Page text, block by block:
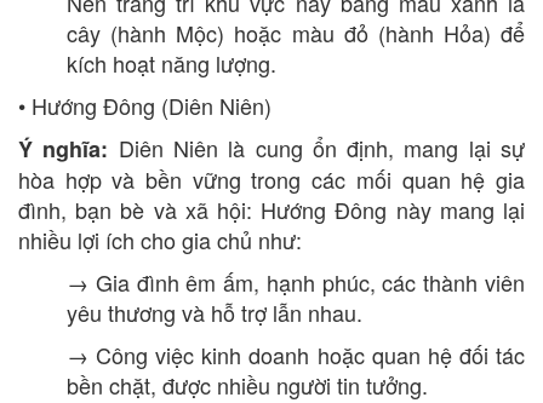
cây (hành Mộc) hoặc màu đỏ (hành Hỏa) để
kích hoạt năng lượng.
• Hướng Đông (Diên Niên)
Ý nghĩa: Diên Niên là cung ổn định, mang lại sự
hòa hợp và bền vững trong các mối quan hệ gia
đình, bạn bè và xã hội: Hướng Đông này mang lại
nhiều lợi ích cho gia chủ như:
→ Gia đình êm ấm, hạnh phúc, các thành viên
yêu thương và hỗ trợ lẫn nhau.
→ Công việc kinh doanh hoặc quan hệ đối tác
bền chặt, được nhiều người tin tưởng.